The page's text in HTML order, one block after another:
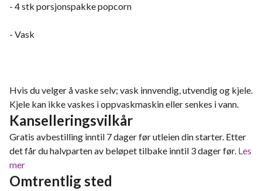
- 4 stk porsjonspakke popcorn
- Vask
Hvis du velger å vaske selv; vask innvendig, utvendig og kjele.
Kjele kan ikke vaskes i oppvaskmaskin eller senkes i vann.
Kanselleringsvilkår
Gratis avbestilling inntil 7 dager før utleien din starter. Etter
det får du halvparten av beløpet tilbake inntil 3 dager før. Les
mer
Omtrentlig sted